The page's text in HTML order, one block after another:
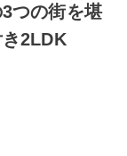
つの街を堪
2LDK